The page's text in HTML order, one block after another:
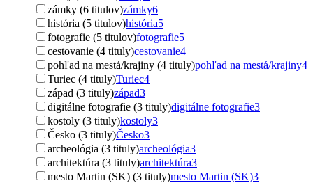
zámky (6 titulov)zámky6
história (5 titulov)história5
fotografie (5 titulov)fotografie5
cestovanie (4 tituly)cestovanie4
pohľad na mestá/krajiny (4 tituly)pohľad na mestá/krajiny4
Turiec (4 tituly)Turiec4
západ (3 tituly)západ3
digitálne fotografie (3 tituly)digitálne fotografie3
kostoly (3 tituly)kostoly3
Česko (3 tituly)Česko3
archeológia (3 tituly)archeológia3
architektúra (3 tituly)architektúra3
mesto Martin (SK) (3 tituly)mesto Martin (SK)3